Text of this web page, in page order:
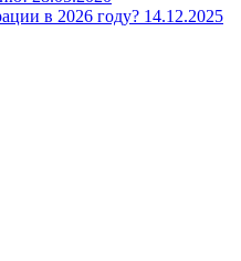
в 2026 году? 14.12.2025